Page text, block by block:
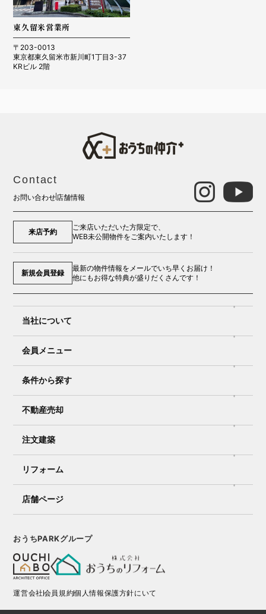
東久留米営業所
〒203-0013
東京都東久留米市新川町1丁目3-37
KRビル 2階
Contact
お問い合わせ 店舗情報
来店予約
ご来店いただいた方限定で、
WEB未公開物件をご案内いたします！
新規会員登録
最新の物件情報をメールでいち早くお届け！
他にもお得な特典が盛りだくさんです！
当社について
会員メニュー
条件から探す
不動産売却
注文建築
リフォーム
店舗ページ
おうちPARKグループ
運営会社会員規約個人情報保護方針にいて